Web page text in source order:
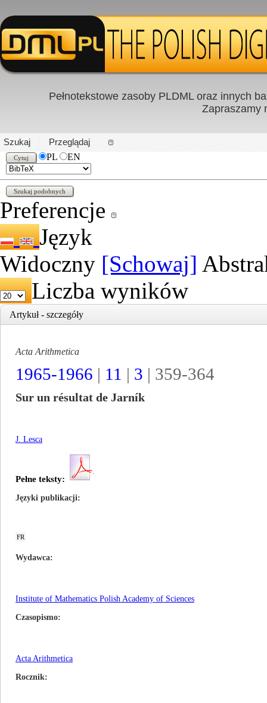
PL|EN
Pełnotekstowe zasoby PLDML oraz innych
Zapraszamy
Szukaj
Przeglądaj
PL
EN
Preferencje
Język
Widoczny [Schowaj]
Liczba wyników
Artykuł - szczegóły
Acta Arithmetica
1965-1966 | 11 | 3 | 359-364
Sur un résultat de Jarník
J. Lesca
Pełne teksty:
Języki publikacji
FR
Wydawca
Institute of Mathematics Polish Academy of Sciences
Czasopismo
Acta Arithmetica
Rocznik